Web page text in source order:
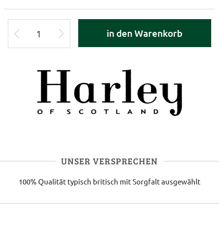
in den Warenkorb
UNSER VERSPRECHEN
100% Qualität typisch britisch mit Sorgfalt ausgewählt